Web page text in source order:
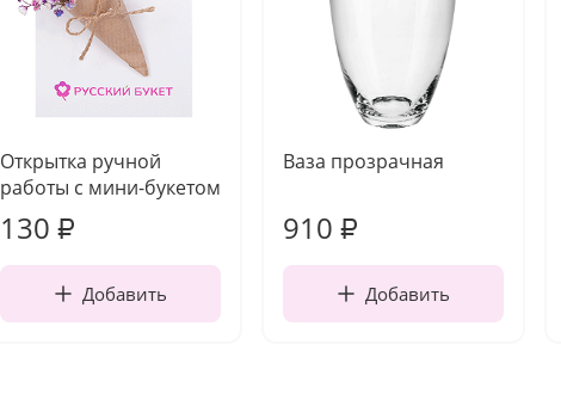
Открытка ручной
работы с мини-букетом
130 ₽
Добавить
Ваза прозрачная
910 ₽
Добавить